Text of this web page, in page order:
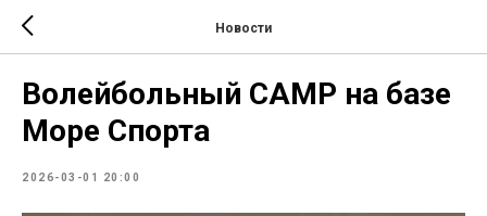
Новости
Волейбольный CAMP на базе
Море Спорта
2026-03-01 20:00